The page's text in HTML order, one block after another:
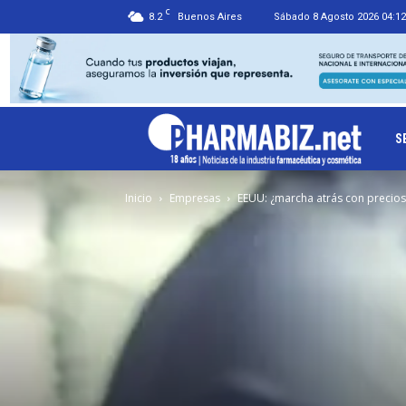
8.2 C Buenos Aires Sábado 8 Agosto 2026 04:12
Inicio Empresas EEUU: ¿marcha atrás con